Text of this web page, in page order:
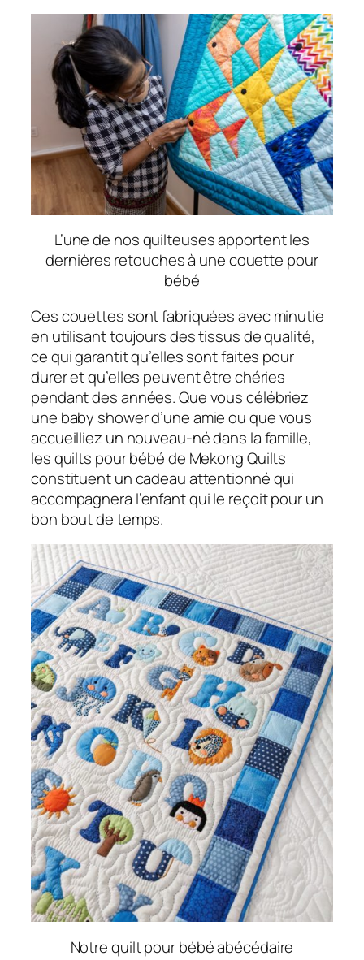
L’une de nos quilteuses apportent les
dernières retouches à une couette pour
bébé
Ces couettes sont fabriquées avec minutie
en utilisant toujours des tissus de qualité,
ce qui garantit qu’elles sont faites pour
durer et qu’elles peuvent être chéries
pendant des années. Que vous célébriez
une baby shower d’une amie ou que vous
accueilliez un nouveau-né dans la famille,
les quilts pour bébé de Mekong Quilts
constituent un cadeau attentionné qui
accompagnera l’enfant qui le reçoit pour un
bon bout de temps.
Notre quilt pour bébé abécédaire